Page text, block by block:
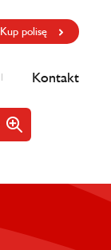
Kup polisę
Kontakt